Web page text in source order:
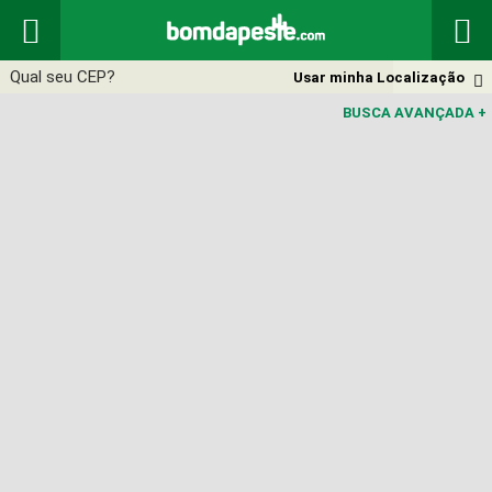
 

Usar minha Localização
BUSCA AVANÇADA +